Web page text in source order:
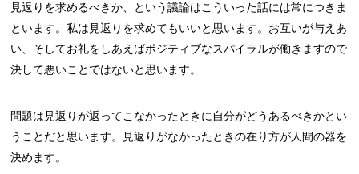
見返りを求めるべきか、という議論はこういった話には常につきま
といます。私は見返りを求めてもいいと思います。お互いが与えあ
い、そしてお礼をしあえばポジティブなスパイラルが働きますので
決して悪いことではないと思います。
問題は見返りが返ってこなかったときに自分がどうあるべきかとい
うことだと思います。見返りがなかったときの在り方が人間の器を
決めます。